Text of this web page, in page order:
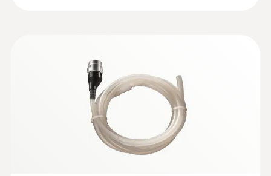
排ガスプローブ - φ6㎜ / 180㎜ / 500℃
クイックチェンジシステムにより、プロー
ブシャフトを容易に交換